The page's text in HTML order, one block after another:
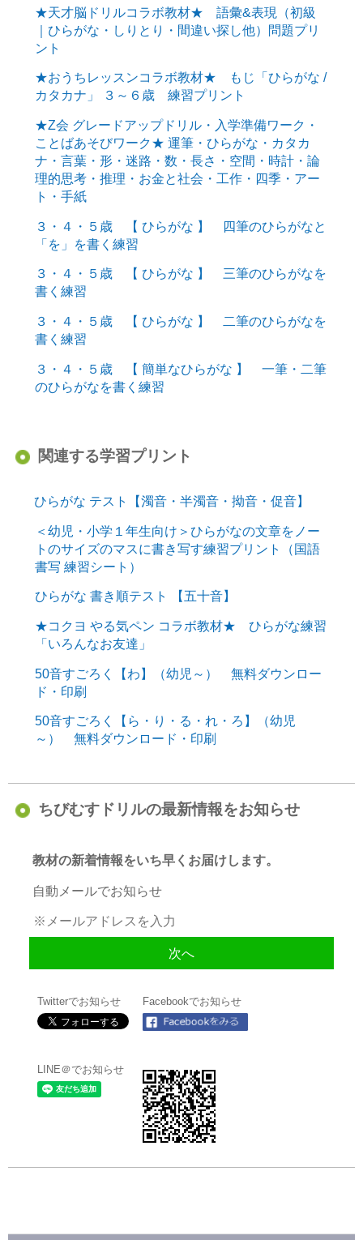
★天才脳ドリルコラボ教材★ 語彙&表現（初級
｜ひらがな・しりとり・間違い探し他）問題プリ
ント
★おうちレッスンコラボ教材★ もじ「ひらがな /
カタカナ」 ３～６歳 練習プリント
★Z会 グレードアップドリル・入学準備ワーク・
ことばあそびワーク★ 運筆・ひらがな・カタカ
ナ・言葉・形・迷路・数・長さ・空間・時計・論
理的思考・推理・お金と社会・工作・四季・アー
ト・手紙
３・４・５歳 【 ひらがな 】 四筆のひらがなと
「を」を書く練習
３・４・５歳 【 ひらがな 】 三筆のひらがなを
書く練習
３・４・５歳 【 ひらがな 】 二筆のひらがなを
書く練習
３・４・５歳 【 簡単なひらがな 】 一筆・二筆
のひらがなを書く練習
関連する学習プリント
ひらがな テスト【濁音・半濁音・拗音・促音】
＜幼児・小学１年生向け＞ひらがなの文章をノー
トのサイズのマスに書き写す練習プリント（国語
書写 練習シート）
ひらがな 書き順テスト 【五十音】
★コクヨ やる気ペン コラボ教材★ ひらがな練習
「いろんなお友達」
50音すごろく【わ】（幼児～） 無料ダウンロー
ド・印刷
50音すごろく【ら・り・る・れ・ろ】（幼児
～） 無料ダウンロード・印刷
ちびむすドリルの最新情報をお知らせ
教材の新着情報をいち早くお届けします。
自動メールでお知らせ
Twitterでお知らせ Facebookでお知らせ
LINE＠でお知らせ